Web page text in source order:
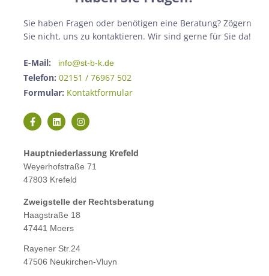
Sie haben Fragen oder benötigen eine Beratung? Zögern
Sie nicht, uns zu kontaktieren. Wir sind gerne für Sie da!
E-Mail: info@st-b-k.de
Telefon: 02151 / 76967 502
Formular: Kontaktformular
Hauptniederlassung Krefeld
Weyerhofstraße 71
47803 Krefeld
Zweigstelle der Rechtsberatung
Haagstraße 18
47441 Moers
Rayener Str.24
47506 Neukirchen-Vluyn